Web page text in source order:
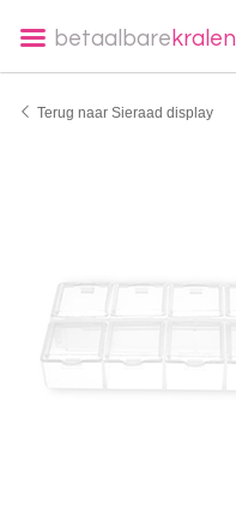
betaalbare kralen
Terug naar Sieraad display